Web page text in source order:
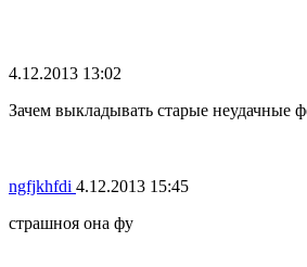
4.12.2013 13:02
Зачем выкладывать старые неудачные
ngfjkhfdi 4.12.2013 15:45
страшноя она фу